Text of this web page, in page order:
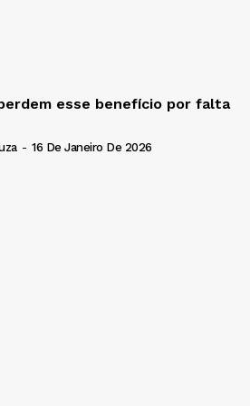
esse benefício por falta
- 16 De Janeiro De 2026